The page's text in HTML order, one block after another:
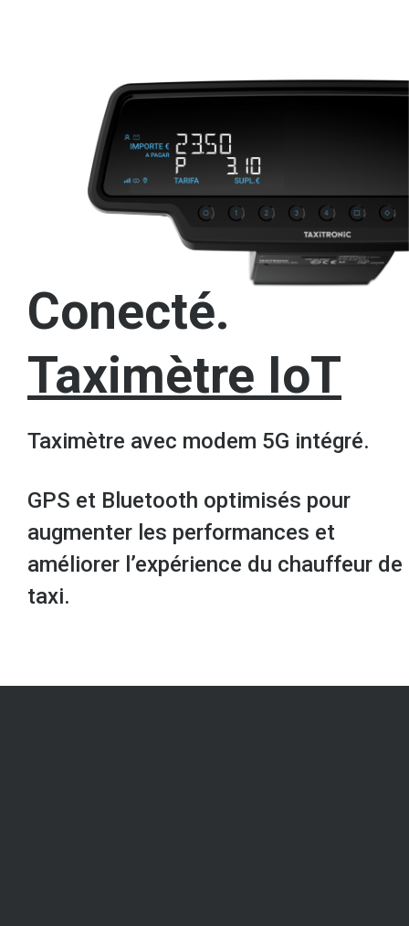
Conecté.
Taximètre IoT
Taximètre avec modem 5G intégré.
GPS et Bluetooth optimisés pour
augmenter les performances et
améliorer l’expérience du chauffeur de
taxi.